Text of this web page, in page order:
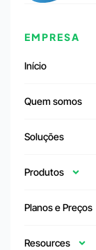
EMPRESA
Início
Quem somos
Soluções
Produtos
Planos e Preços
Resources